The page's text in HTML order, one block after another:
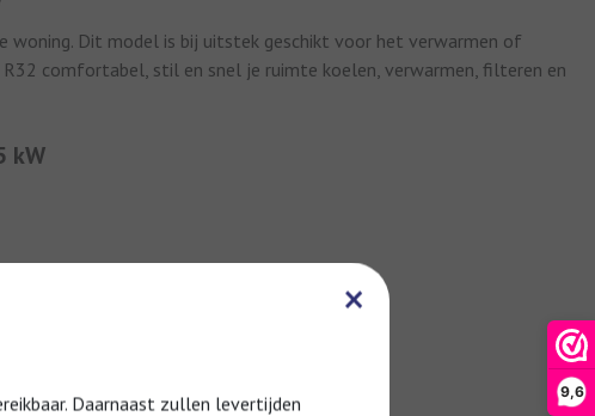
9,6
woning. Dit model is bij uitstek geschikt voor het verwarmen of
comfortabel, stil en snel je ruimte koelen, verwarmen, filteren en
kW
×
Daarnaast zullen levertijden